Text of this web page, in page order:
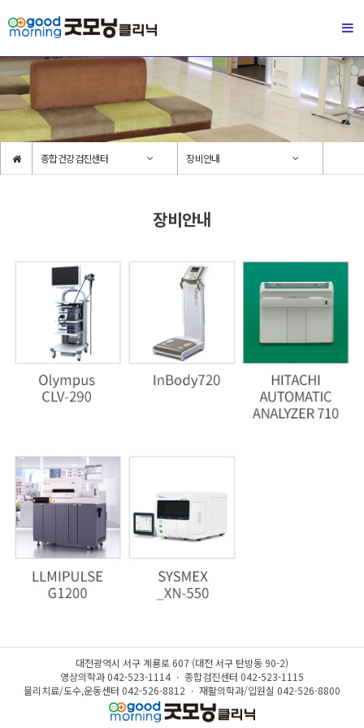
종합건강검진센터 장비안내
장비안내
대전광역시 서구 계룡로 607 (대전 서구 탄방동 90-2)
영상의학과 042-523-1114 ㆍ 종합검진센터 042-523-1115
물리치료/도수,운동센터 042-526-8812 ㆍ 재활의학과/입원실 042-526-8800